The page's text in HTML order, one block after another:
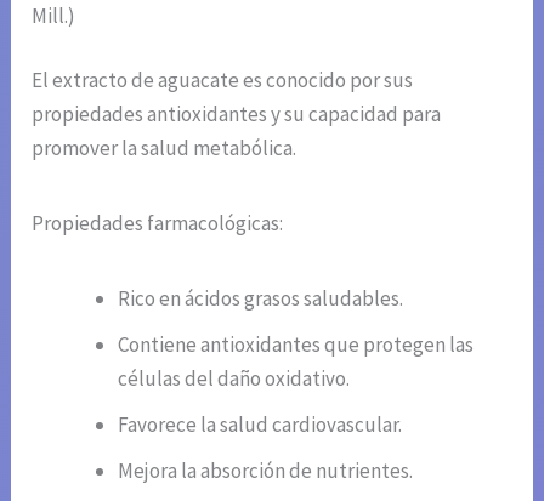
Mill.)
El extracto de aguacate es conocido por sus
propiedades antioxidantes y su capacidad para
promover la salud metabólica.
Propiedades farmacológicas:
Rico en ácidos grasos saludables.
Contiene antioxidantes que protegen las
células del daño oxidativo.
Favorece la salud cardiovascular.
Mejora la absorción de nutrientes.